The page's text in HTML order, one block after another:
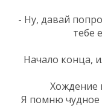
- Ну, давай
тебе
Начало конца,
Хождение
Я помню